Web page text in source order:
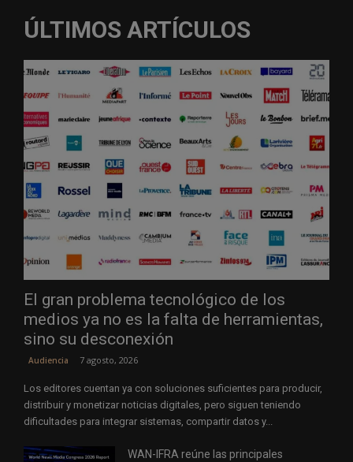
ÚLTIMOS ARTÍCULOS
El gran problema tecnológico de los
medios ya no es la falta de herramientas,
sino su desconexión
Audiencia 7 agosto, 2026
Los editores cuentan ya con soluciones suficientes para producir,
distribuir y monetizar noticias digitales, pero siguen teniendo
dificultades para integrar sistemas, compartir datos y...
WAN-IFRA reúne las principales